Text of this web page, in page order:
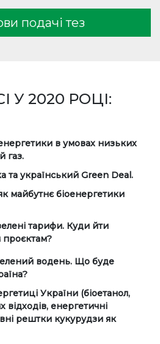
подачі тез
У 2020 РОЦІ:
в умовах низьких
газ.
та український Green Deal.
майбутнє біоенергетики
тарифи. Куди йти
проєктам?
водень. Що буде
України (біоетанол,
відходів, енергетичні
рештки кукурудзи як